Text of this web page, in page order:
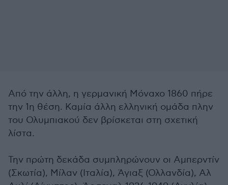
Από την άλλη, η γερμανική Μόναχο 1860 πήρε
την 1η θέση. Καμία άλλη ελληνική ομάδα πλην
του Ολυμπιακού δεν βρίσκεται στη σχετική
λίστα.
Την πρώτη δεκάδα συμπληρώνουν οι Αμπερντίν
(Σκωτία), Μίλαν (Ιταλία), Άγιαξ (Ολλανδία), Αλ